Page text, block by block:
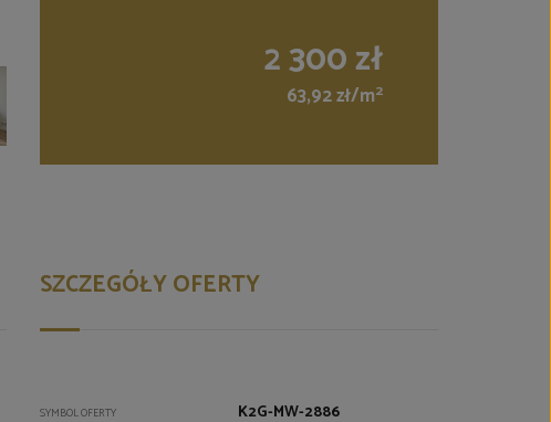
2 300 zł
63,92 zł/m2
SZCZEGÓŁY OFERTY
SYMBOL OFERTY K2G-MW-2886